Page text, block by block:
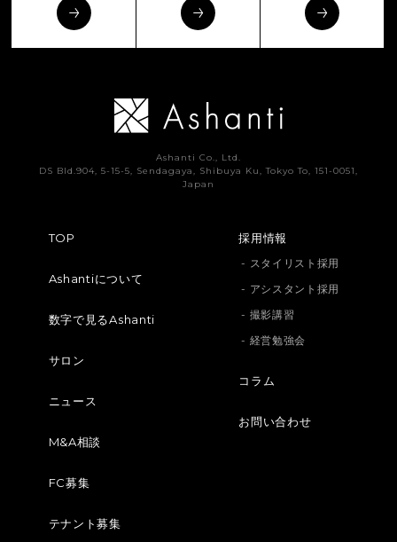
Ashanti Co., Ltd.
DS Bld.904, 5-15-5, Sendagaya, Shibuya Ku, Tokyo To, 151-0051,
Japan
TOP
Ashantiについて
数字で見るAshanti
サロン
ニュース
M&A相談
FC募集
テナント募集
採用情報
- スタイリスト採用
- アシスタント採用
- 撮影講習
- 経営勉強会
コラム
お問い合わせ